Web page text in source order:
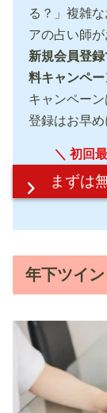
る？」複雑
アの占い師が
新規会員登
料キャンペー
キャンペー
登録はお早め
＼ 初回
まずは
年下ツイ